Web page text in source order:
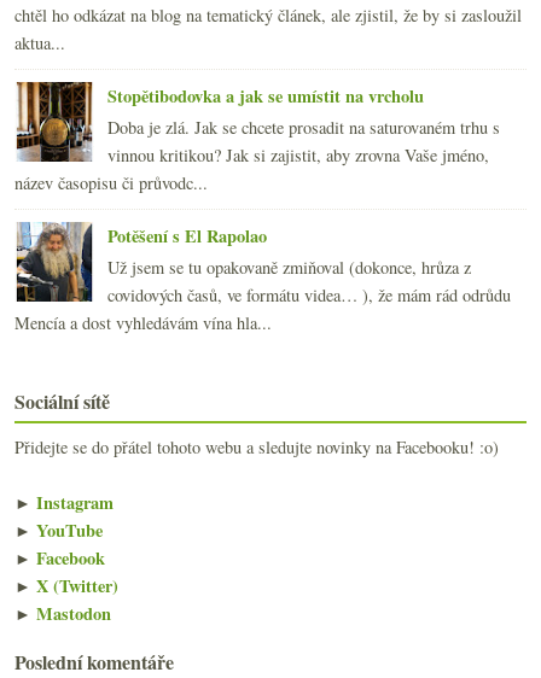
chtěl ho odkázat na blog na tematický článek, ale zjistil, že by si zasloužil
aktua...
Stopětibodovka a jak se umístit na vrcholu
Doba je zlá. Jak se chcete prosadit na saturovaném trhu s
vinnou kritikou? Jak si zajistit, aby zrovna Vaše jméno,
název časopisu či průvodc...
Potěšení s El Rapolao
Už jsem se tu opakovaně zmiňoval (dokonce, hrůza z
covidových časů, ve formátu videa… ), že mám rád odrůdu
Mencía a dost vyhledávám vína hla...
Sociální sítě
Přidejte se do přátel tohoto webu a sledujte novinky na Facebooku! :o)
► Instagram
► YouTube
► Facebook
► X (Twitter)
► Mastodon
Poslední komentáře